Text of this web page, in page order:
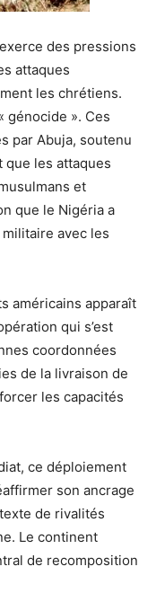
des pressions
attaques
les chrétiens.
génocide ». Ces
par Abuja, soutenu
les attaques
et
que le Nigéria a
avec les
américains apparaît
qui s’est
coordonnées
de la livraison de
les capacités
ce déploiement
son ancrage
de rivalités
Le continent
de recomposition